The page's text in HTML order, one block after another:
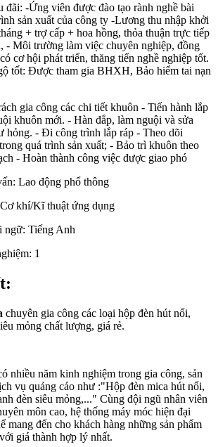
đãi: -Ứng viên được đào tạo rành nghề bài
sản xuất của công ty -Lương thu nhập khởi
+ trợ cấp + hoa hồng, thỏa thuận trực tiếp
- Môi trường làm việc chuyên nghiệp, đồng
cơ hội phát triển, thăng tiến nghề nghiệp tốt.
tốt: Được tham gia BHXH, Bảo hiểm tai nạn
gia công các chi tiết khuôn - Tiến hành lắp
khuôn mới. - Hàn đắp, làm nguội và sửa
hỏng. - Đi công trình lắp ráp - Theo dõi
quá trình sản xuất; - Bảo trì khuôn theo
- Hoàn thành công việc được giao phó
Lao động phổ thông
Cơ khí/Kĩ thuật ứng dụng
ngữ: Tiếng Anh
1
chuyên gia công các loại hộp đèn hút nổi,
mỏng chất lượng, giá rẻ.
nhiều năm kinh nghiệm trong gia công, sản
vụ quảng cáo như :"Hộp đèn mica hút nổi,
đèn siêu mỏng,..." Cùng đội ngũ nhân viên
môn cao, hệ thống máy móc hiện đại
mang đến cho khách hàng những sản phẩm
giá thành hợp lý nhất.